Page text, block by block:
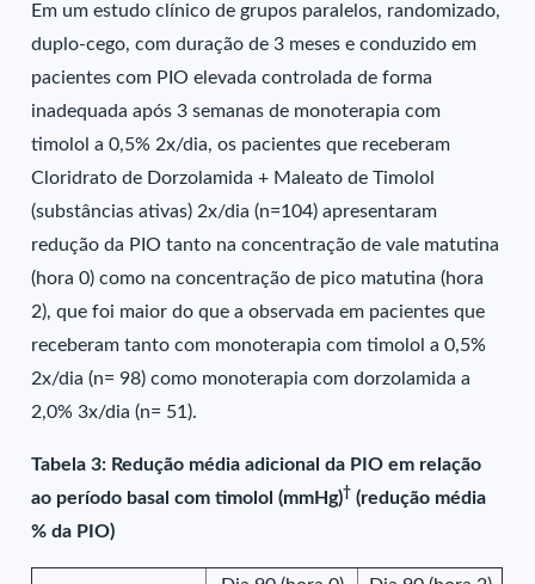
Em um estudo clínico de grupos paralelos, randomizado,
duplo-cego, com duração de 3 meses e conduzido em
pacientes com PIO elevada controlada de forma
inadequada após 3 semanas de monoterapia com
timolol a 0,5% 2x/dia, os pacientes que receberam
Cloridrato de Dorzolamida + Maleato de Timolol
(substâncias ativas) 2x/dia (n=104) apresentaram
redução da PIO tanto na concentração de vale matutina
(hora 0) como na concentração de pico matutina (hora
2), que foi maior do que a observada em pacientes que
receberam tanto com monoterapia com timolol a 0,5%
2x/dia (n= 98) como monoterapia com dorzolamida a
2,0% 3x/dia (n= 51).
Tabela 3: Redução média adicional da PIO em relação
ao período basal com timolol (mmHg)† (redução média
% da PIO)